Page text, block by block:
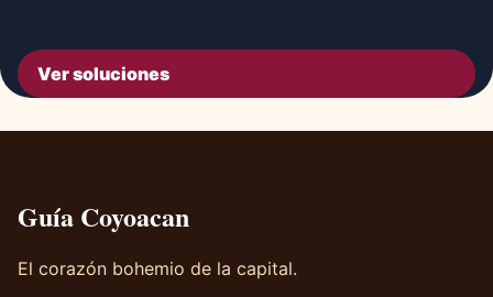
Ver soluciones
Guía Coyoacan
El corazón bohemio de la capital.